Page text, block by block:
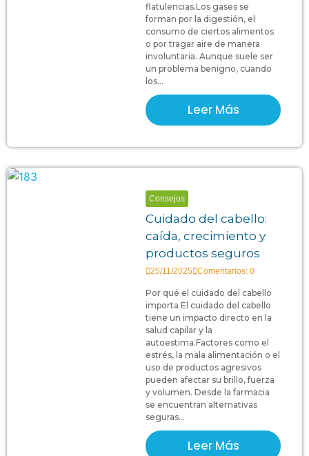
flatulencias.Los gases se
forman por la digestión, el
consumo de ciertos alimentos
o por tragar aire de manera
involuntaria. Aunque suele ser
un problema benigno, cuando
los...
Leer Más
Consejos
Cuidado del cabello:
caída, crecimiento y
productos seguros
25/11/2025 Comentarios: 0
Por qué el cuidado del cabello
importa El cuidado del cabello
tiene un impacto directo en la
salud capilar y la
autoestima.Factores como el
estrés, la mala alimentación o el
uso de productos agresivos
pueden afectar su brillo, fuerza
y volumen. Desde la farmacia
se encuentran alternativas
seguras...
Leer Más